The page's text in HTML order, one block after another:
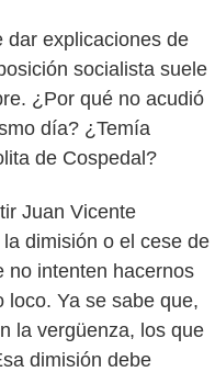
dar explicaciones de
socialista suele
¿Por qué no acudió
día? ¿Temía
de Cospedal?
Juan Vicente
dimisión o el cese de
no intenten hacernos
loco. Ya se sabe que,
la vergüenza, los que
dimisión debe